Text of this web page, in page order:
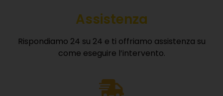
Assistenza
Rispondiamo 24 su 24 e ti offriamo assistenza su
come eseguire l’intervento.